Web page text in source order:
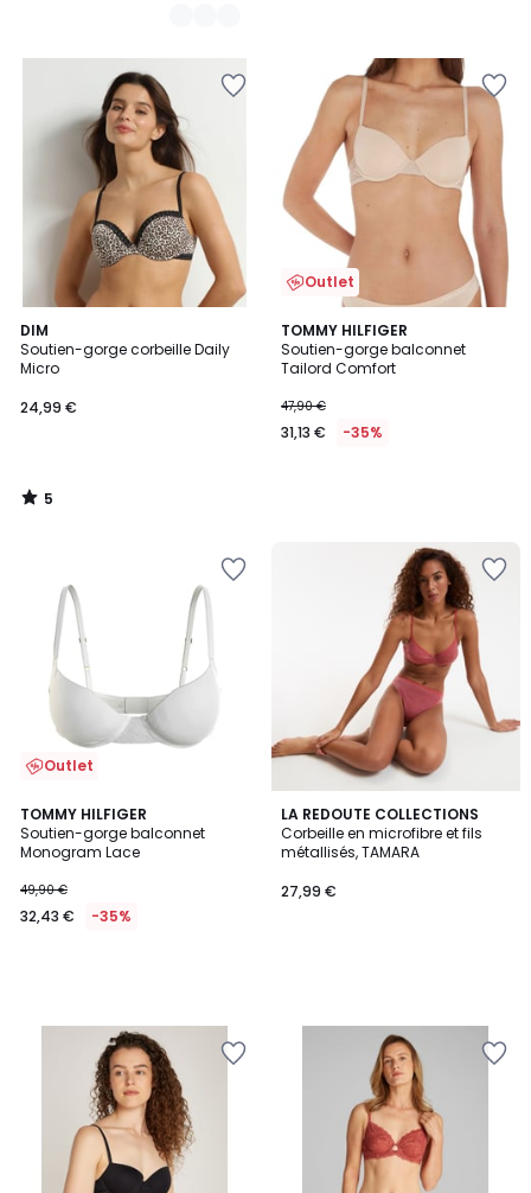
DIM
Soutien-gorge corbeille Daily
Micro
24,99 €
5
/
5
5
/
Outlet
TOMMY HILFIGER
Soutien-gorge balconnet
Tailord Comfort
47,90 €
31,13 € -35%
Outlet
TOMMY HILFIGER
Soutien-gorge balconnet
Monogram Lace
49,90 €
32,43 € -35%
LA REDOUTE COLLECTIONS
Corbeille en microfibre et fils
métallisés, TAMARA
27,99 €